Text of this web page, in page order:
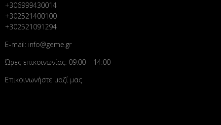
+306999430014
+302521400100
+302521091294
E-mail: info@geme.gr
Ώρες επικοινωνίας: 09:00 – 14:00
Επικοινωνήστε μαζί μας